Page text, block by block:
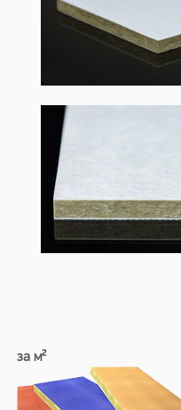
за м²